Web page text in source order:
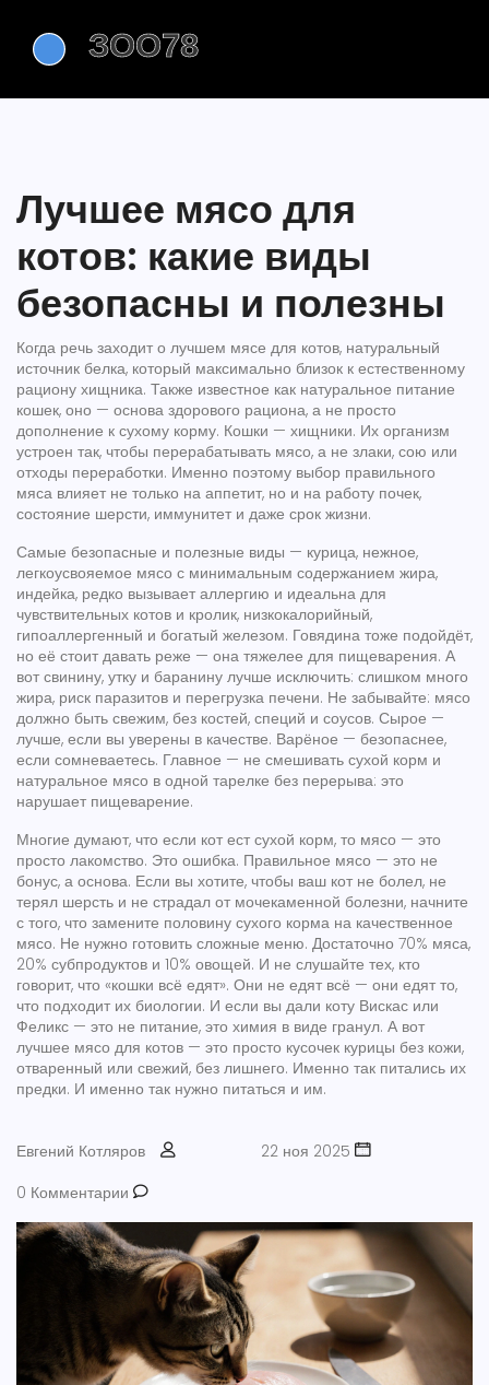
Лучшее мясо для
котов: какие виды
безопасны и полезны
Когда речь заходит о лучшем мясе для котов, натуральный
источник белка, который максимально близок к естественному
рациону хищника. Также известное как натуральное питание
кошек, оно — основа здорового рациона, а не просто
дополнение к сухому корму. Кошки — хищники. Их организм
устроен так, чтобы перерабатывать мясо, а не злаки, сою или
отходы переработки. Именно поэтому выбор правильного
мяса влияет не только на аппетит, но и на работу почек,
состояние шерсти, иммунитет и даже срок жизни.
Самые безопасные и полезные виды — курица, нежное,
легкоусвояемое мясо с минимальным содержанием жира,
индейка, редко вызывает аллергию и идеальна для
чувствительных котов и кролик, низкокалорийный,
гипоаллергенный и богатый железом. Говядина тоже подойдёт,
но её стоит давать реже — она тяжелее для пищеварения. А
вот свинину, утку и баранину лучше исключить: слишком много
жира, риск паразитов и перегрузка печени. Не забывайте: мясо
должно быть свежим, без костей, специй и соусов. Сырое —
лучше, если вы уверены в качестве. Варёное — безопаснее,
если сомневаетесь. Главное — не смешивать сухой корм и
натуральное мясо в одной тарелке без перерыва: это
нарушает пищеварение.
Многие думают, что если кот ест сухой корм, то мясо — это
просто лакомство. Это ошибка. Правильное мясо — это не
бонус, а основа. Если вы хотите, чтобы ваш кот не болел, не
терял шерсть и не страдал от мочекаменной болезни, начните
с того, что замените половину сухого корма на качественное
мясо. Не нужно готовить сложные меню. Достаточно 70% мяса,
20% субпродуктов и 10% овощей. И не слушайте тех, кто
говорит, что «кошки всё едят». Они не едят всё — они едят то,
что подходит их биологии. И если вы дали коту Вискас или
Феликс — это не питание, это химия в виде гранул. А вот
лучшее мясо для котов — это просто кусочек курицы без кожи,
отваренный или свежий, без лишнего. Именно так питались их
предки. И именно так нужно питаться и им.
Евгений Котляров
22 ноя 2025
0 Комментарии